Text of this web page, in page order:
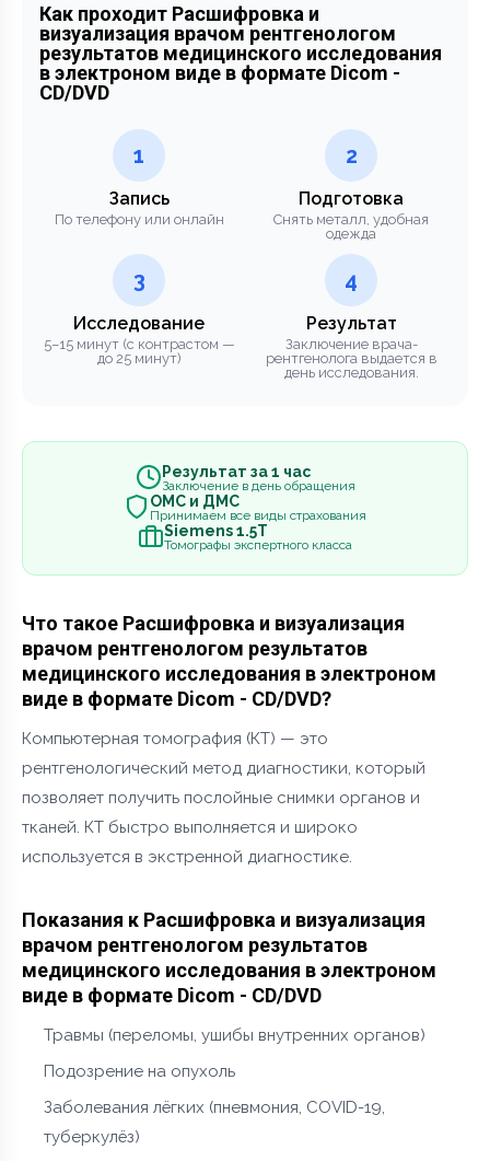
Как проходит Расшифровка и
визуализация врачом рентгенологом
результатов медицинского исследования
в электроном виде в формате Dicom -
CD/DVD
1
Запись
По телефону или онлайн
2
Подготовка
Снять металл, удобная
одежда
3
Исследование
5–15 минут (с контрастом —
до 25 минут)
4
Результат
Заключение врача-
рентгенолога выдается в
день исследования.
Результат за 1 час
Заключение в день обращения
ОМС и ДМС
Принимаем все виды страхования
Siemens 1.5Т
Томографы экспертного класса
Что такое Расшифровка и визуализация
врачом рентгенологом результатов
медицинского исследования в электроном
виде в формате Dicom - CD/DVD?
Компьютерная томография (КТ) — это
рентгенологический метод диагностики, который
позволяет получить послойные снимки органов и
тканей. КТ быстро выполняется и широко
используется в экстренной диагностике.
Показания к Расшифровка и визуализация
врачом рентгенологом результатов
медицинского исследования в электроном
виде в формате Dicom - CD/DVD
Травмы (переломы, ушибы внутренних органов)
Подозрение на опухоль
Заболевания лёгких (пневмония, COVID-19,
туберкулёз)